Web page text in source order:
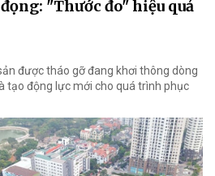
"Thước đo" hiệu quả
được tháo gỡ đang khơi thông dòng
tạo động lực mới cho quá trình phục